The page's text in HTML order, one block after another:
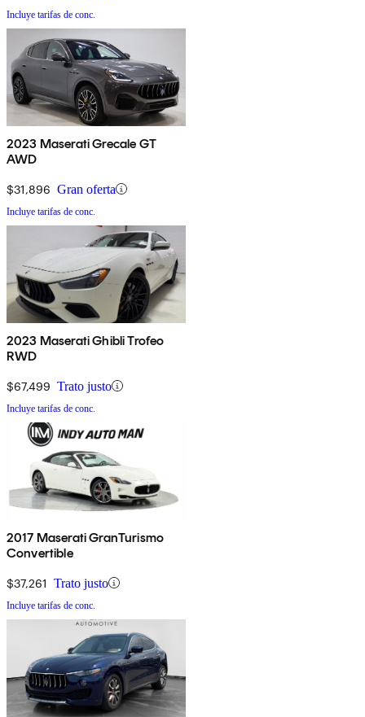
Incluye tarifas de conc.
2023 Maserati Grecale GT
AWD
$31,896 Gran oferta
Incluye tarifas de conc.
2023 Maserati Ghibli Trofeo
RWD
$67,499 Trato justo
Incluye tarifas de conc.
2017 Maserati GranTurismo
Convertible
$37,261 Trato justo
Incluye tarifas de conc.